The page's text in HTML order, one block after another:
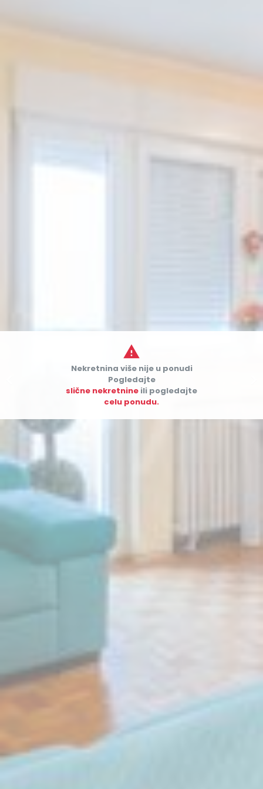

Nekretnina više nije u ponudi
Pogledajte
slične nekretnine ili pogledajte
celu ponudu.